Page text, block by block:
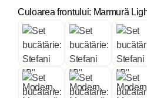
Culoarea frontului: Marmură